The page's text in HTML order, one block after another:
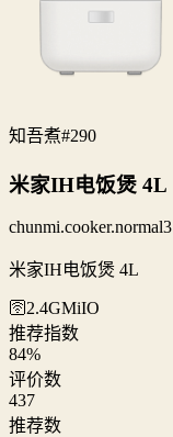
知吾煮#290
米家IH电饭煲 4L
chunmi.cooker.normal3
米家IH电饭煲 4L
🛜2.4GMiIO
推荐指数
84%
评价数
437
推荐数